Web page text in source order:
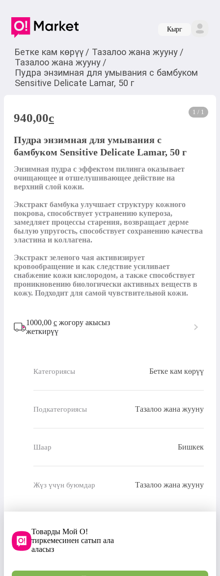
Кырг
Бетке кам көрүү / Тазалоо жана жууну /
Тазалоо жана жууну /
Пудра энзимная для умывания с бамбуком
Sensitive Delicate Lamar, 50 г
1 / 1
940,00c
Пудра энзимная для умывания с
бамбуком Sensitive Delicate Lamar, 50 г
Энзимная пудра с эффектом пилинга оказывает
очищающее и отшелушивающее действие на
верхний слой кожи.
Экстракт бамбука улучшает структуру кожного
покрова, способствует устранению купероза,
замедляет процессы старения, возвращает дерме
былую упругость, способствует сохранению качества
эластина и коллагена.
Экстракт зеленого чая активизирует
кровообращение и как следствие усиливает
снабжение кожи кислородом, а также способствует
проникновению биологически активных веществ в
кожу. Подходит для самой чувствительной кожи.
1000,00 с жогору акысыз
жеткирүү
Категориясы Бетке кам көрүү
Подкатегориясы Тазалоо жана жууну
Шаар Бишкек
Жүз үчүн буюмдар Тазалоо жана жууну
Товарды Мой О!
тиркемесинен сатып ала
аласыз